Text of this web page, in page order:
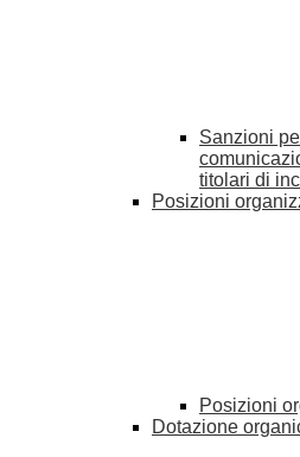
Sanzioni
titolari di
Posizioni
Posizioni
Dotazione